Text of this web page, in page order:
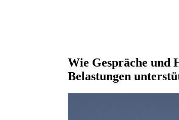
Wie Gespräche und
Belastungen